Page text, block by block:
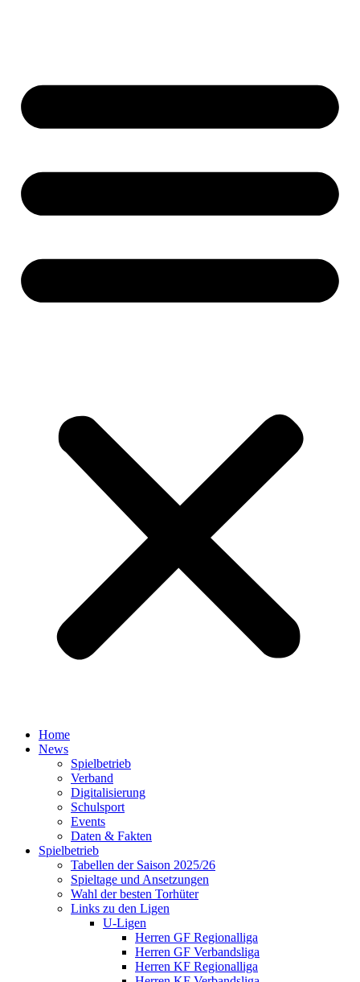
Home
News
Spielbetrieb
Verband
Digitalisierung
Schulsport
Events
Daten & Fakten
Spielbetrieb
Tabellen der Saison 2025/26
Spieltage und Ansetzungen
Wahl der besten Torhüter
Links zu den Ligen
U-Ligen
Herren GF Regionalliga
Herren GF Verbandsliga
Herren KF Regionalliga